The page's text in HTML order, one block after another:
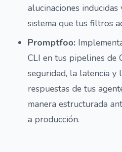
alucinaciones
sistema que tus filtros
Promptfoo:
CLI en tus pipelines de
seguridad, la latencia y
respuestas de tus
manera estructurada
a producción.